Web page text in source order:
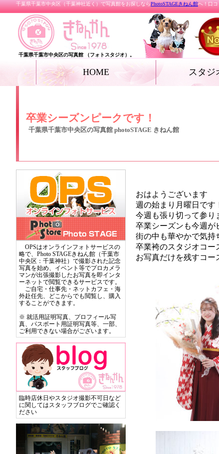
千葉県千葉市中央区（千葉神社近く）で写真館をお探しならPhotoSTAGEきねん館へ！口コ
千葉県千葉市中央区の写真館 （フォトスタジオ）。
HOME スタジ
卒業シーズンピークです！
千葉県千葉市中央区の写真館 photoSTAGE きねん館
OPSはオンラインフォトサービスの
略で、Photo STAGEきねん館（千葉市
中央区：千葉神社）で撮影された記念
写真を始め、イベント等でプロカメラ
マンが出張撮影したお写真を即インタ
ーネットで閲覧できるサービスです。
ご自宅・仕事先・ネットカフェ・海
外赴任先、どこからでも閲覧し、購入
することができます。
※ 就活用証明写真、プロフィール写
真、パスポート用証明写真等、一部、
ご利用できない場合がございます。
臨時店休日やスタジオ撮影不可日など
に関してはスタッフブログでご確認く
ださい
おはようございます
週の始まり月曜日です
今週も張り切って参り
卒業シーズンも今週が
街の中も華やかで気持
卒業袴のスタジオコ
お写真だけを残すコー